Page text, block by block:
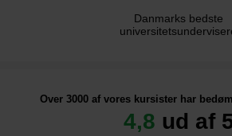
Danmarks bedste
Over 3000 af vores kursister har
4,8 ud af